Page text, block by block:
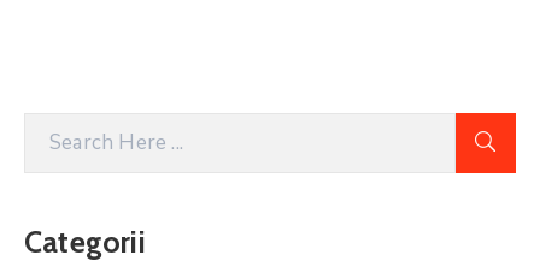
Categorii